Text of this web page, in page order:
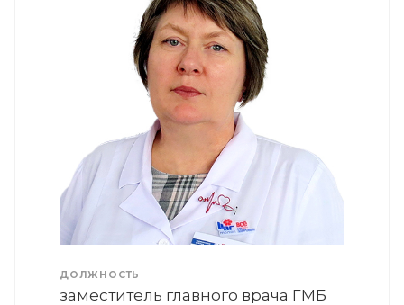
ДОЛЖНОСТЬ
заместитель главного врача ГМБ